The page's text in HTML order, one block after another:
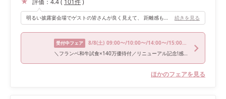
評価： 4.4( 101 件 )
明るい披露宴会場でゲストの皆さんが良く見えて、 距離感も近いのでアットホームな楽しい雰囲気となりました！ 続きを見る
受付中フェア 8/8(土) 09:00〜/10:00〜/14:00〜/15:00〜/16:00〜
＼フランベ和牛試食×140万優待付／リニューアル記念!感動挙式×最大4万来館特典
ほかのフェアを見る